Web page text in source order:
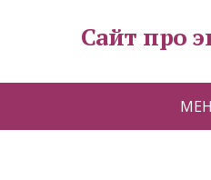
Сайт про